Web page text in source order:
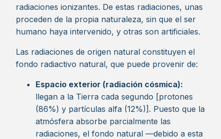
radiaciones ionizantes. De estas radiaciones, unas
proceden de la propia naturaleza, sin que el ser
humano haya intervenido, y otras son artificiales.
Las radiaciones de origen natural constituyen el
fondo radiactivo natural, que puede provenir de:
Espacio exterior (radiación cósmica):
llegan a la Tierra cada segundo [protones
(86%) y partículas alfa (12%)]. Puesto que la
atmósfera absorbe parcialmente las
radiaciones, el fondo natural —debido a esta